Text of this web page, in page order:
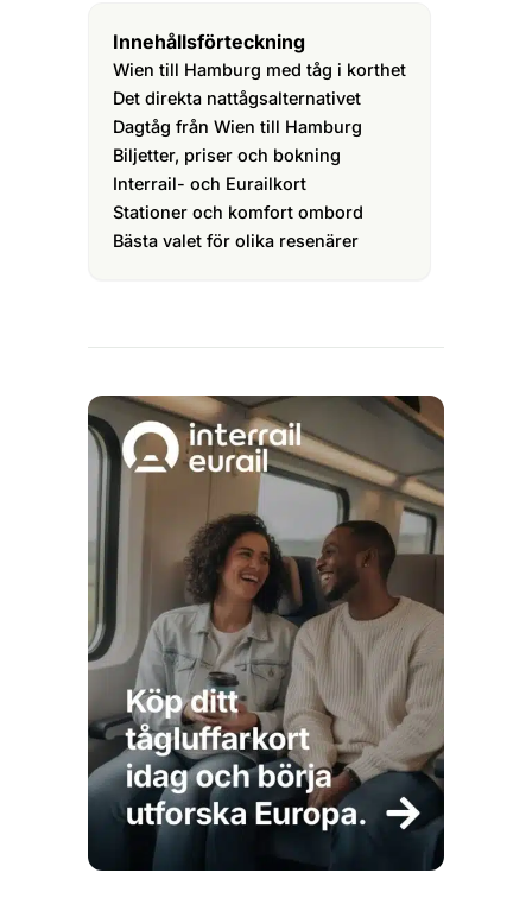
Innehållsförteckning
Wien till Hamburg med tåg i korthet
Det direkta nattågsalternativet
Dagtåg från Wien till Hamburg
Biljetter, priser och bokning
Interrail- och Eurailkort
Stationer och komfort ombord
Bästa valet för olika resenärer